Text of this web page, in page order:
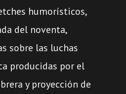
humorísticos,
del noventa,
sobre las luchas
producidas por el
y proyección de